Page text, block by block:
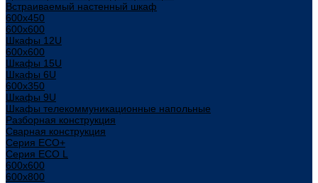
Встраиваемый настенный шкаф
600x450
600x600
Шкафы 12U
600x600
Шкафы 15U
Шкафы 6U
600x350
Шкафы 9U
Шкафы телекоммуникационные напольные
Разборная конструкция
Сварная конструкция
Серия ECO+
Серия ECO L
600x600
600x800